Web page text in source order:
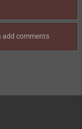
add comments